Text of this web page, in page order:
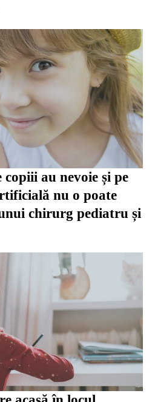
au nevoie și pe
nu o poate
chirurg pediatru și